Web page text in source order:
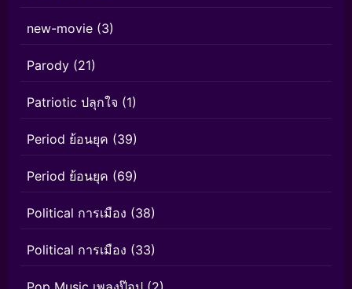
new-movie (3)
Parody (21)
Patriotic ปลุกใจ (1)
Period ย้อนยุค (39)
Period ย้อนยุค (69)
Political การเมือง (38)
Political การเมือง (33)